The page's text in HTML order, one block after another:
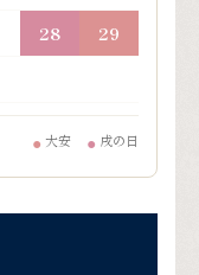
28
29
● 大安 ● 戌の日